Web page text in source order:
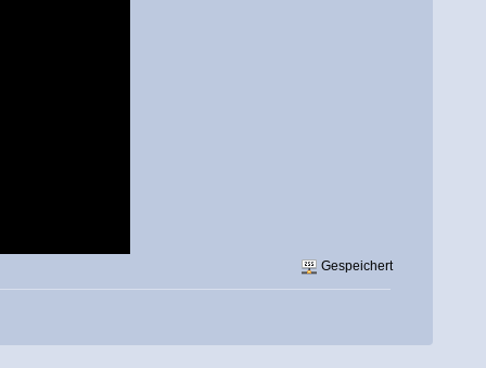
Gespeichert